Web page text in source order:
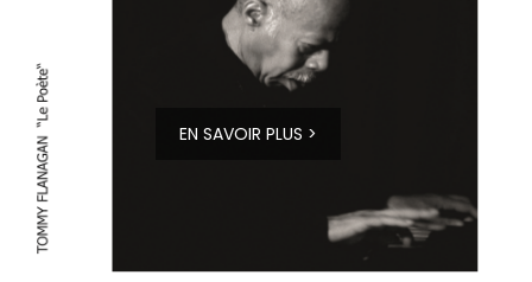
EN SAVOIR PLUS >